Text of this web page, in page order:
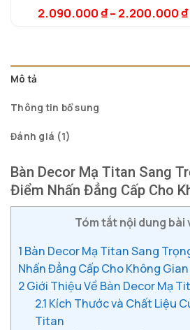
dựa trên
đánh giá
2.090.000₫– 2.200.000₫
Mô tả
Thông tin bổ sung
Đánh giá (1)
Bàn Decor Mạ Titan Sang
Điểm Nhấn Đẳng Cấp Cho
Tóm tắt nội dung bài
1 Bàn Decor Mạ Titan Sang
Nhấn Đẳng Cấp Cho Không Gian
2Giới Thiệu Về Bàn Decor Mạ
2.1 Kích Thước và Chất Liệu
Titan